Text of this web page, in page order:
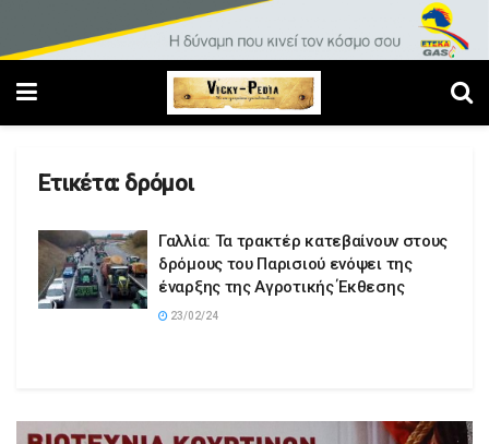
Ετικέτα: δρόμοι
Γαλλία: Τα τρακτέρ κατεβαίνουν στους
δρόμους του Παρισιού ενόψει της
έναρξης της Αγροτικής Έκθεσης
23/02/24